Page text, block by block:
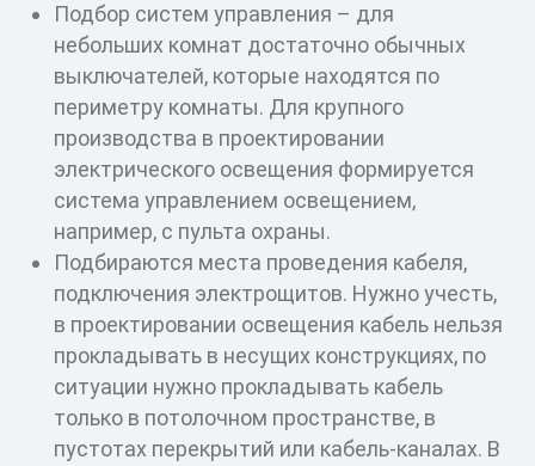
Подбор систем управления – для
небольших комнат достаточно обычных
выключателей, которые находятся по
периметру комнаты. Для крупного
производства в проектировании
электрического освещения формируется
система управлением освещением,
например, с пульта охраны.
Подбираются места проведения кабеля,
подключения электрощитов. Нужно учесть,
в проектировании освещения кабель нельзя
прокладывать в несущих конструкциях, по
ситуации нужно прокладывать кабель
только в потолочном пространстве, в
пустотах перекрытий или кабель-каналах. В